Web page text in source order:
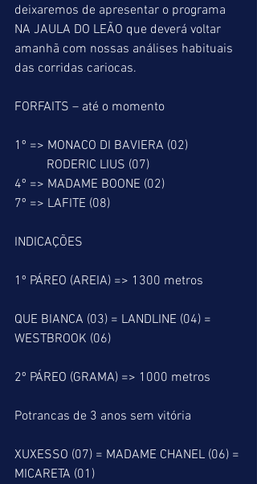
deixaremos de apresentar o programa
NA JAULA DO LEÃO que deverá voltar
amanhã com nossas análises habituais
das corridas cariocas.
FORFAITS – até o momento
1º => MONACO DI BAVIERA (02)
RODERIC LIUS (07)
4º => MADAME BOONE (02)
7º => LAFITE (08)
INDICAÇÕES
1º PÁREO (AREIA) => 1300 metros
QUE BIANCA (03) = LANDLINE (04) =
WESTBROOK (06)
2º PÁREO (GRAMA) => 1000 metros
Potrancas de 3 anos sem vitória
XUXESSO (07) = MADAME CHANEL (06) =
MICARETA (01)